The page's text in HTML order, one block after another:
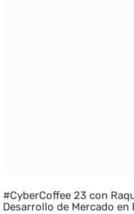
#CyberCoffee 23 con
Desarrollo de Mercado